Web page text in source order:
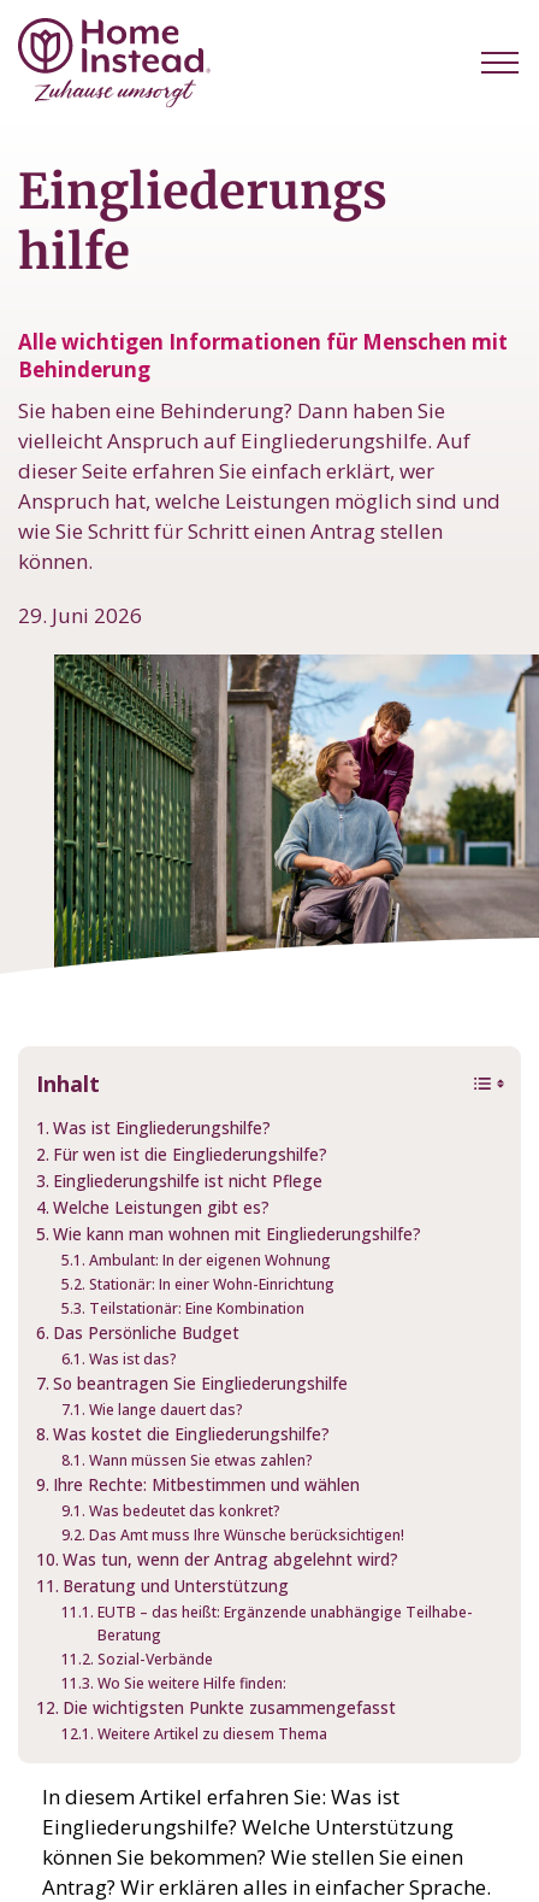
Eingliederungs
hilfe
Alle wichtigen Informationen für Menschen mit
Behinderung
Sie haben eine Behinderung? Dann haben Sie
vielleicht Anspruch auf Eingliederungshilfe. Auf
dieser Seite erfahren Sie einfach erklärt, wer
Anspruch hat, welche Leistungen möglich sind und
wie Sie Schritt für Schritt einen Antrag stellen
können.
29. Juni 2026
Inhalt
Was ist Eingliederungshilfe?
Für wen ist die Eingliederungshilfe?
Eingliederungshilfe ist nicht Pflege
Welche Leistungen gibt es?
Wie kann man wohnen mit Eingliederungshilfe?
Ambulant: In der eigenen Wohnung
Stationär: In einer Wohn-Einrichtung
Teilstationär: Eine Kombination
Das Persönliche Budget
Was ist das?
So beantragen Sie Eingliederungshilfe
Wie lange dauert das?
Was kostet die Eingliederungshilfe?
Wann müssen Sie etwas zahlen?
Ihre Rechte: Mitbestimmen und wählen
Was bedeutet das konkret?
Das Amt muss Ihre Wünsche berücksichtigen!
Was tun, wenn der Antrag abgelehnt wird?
Beratung und Unterstützung
EUTB – das heißt: Ergänzende unabhängige Teilhabe-
Beratung
Sozial-Verbände
Wo Sie weitere Hilfe finden:
Die wichtigsten Punkte zusammengefasst
Weitere Artikel zu diesem Thema
In diesem Artikel erfahren Sie: Was ist
Eingliederungshilfe? Welche Unterstützung
können Sie bekommen? Wie stellen Sie einen
Antrag? Wir erklären alles in einfacher Sprache.